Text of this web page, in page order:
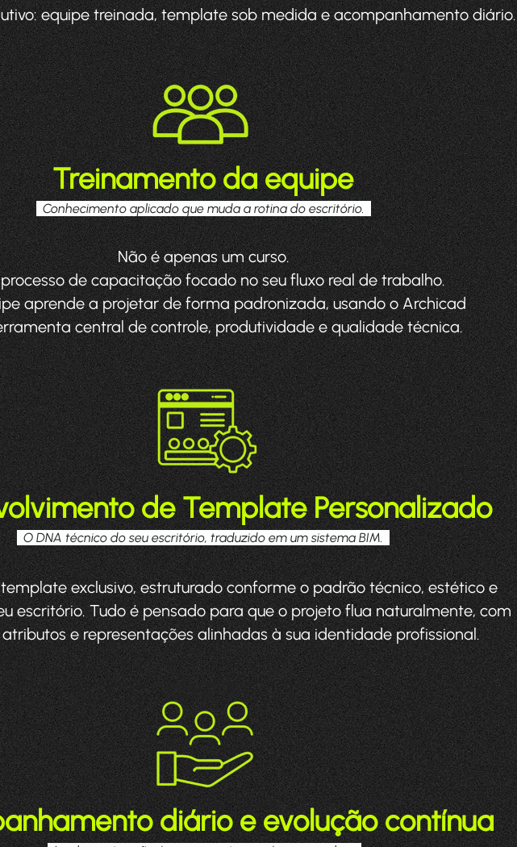
equipe treinada, template sob medida e acompanhamento diário.
Treinamento da equipe
Conhecimento aplicado que muda a rotina do escritório.
Não é apenas um curso.
de capacitação focado no seu fluxo real de trabalho.
aprende a projetar de forma padronizada, usando o Archicad
central de controle, produtividade e qualidade técnica.
de Template Personalizado
O DNA técnico do seu escritório, traduzido em um sistema BIM.
exclusivo, estruturado conforme o padrão técnico, estético e
escritório. Tudo é pensado para que o projeto flua naturalmente, com
e representações alinhadas à sua identidade profissional.
diário e evolução contínua